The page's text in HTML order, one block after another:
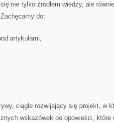
nie tylko źródłem wiedzy, ale
do:
artykułami,
ciągle rozwijający się projekt, w
wskazówek po opowieści, które